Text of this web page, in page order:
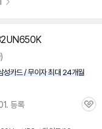
카드 / 무이자 최대 24개월
등록
관